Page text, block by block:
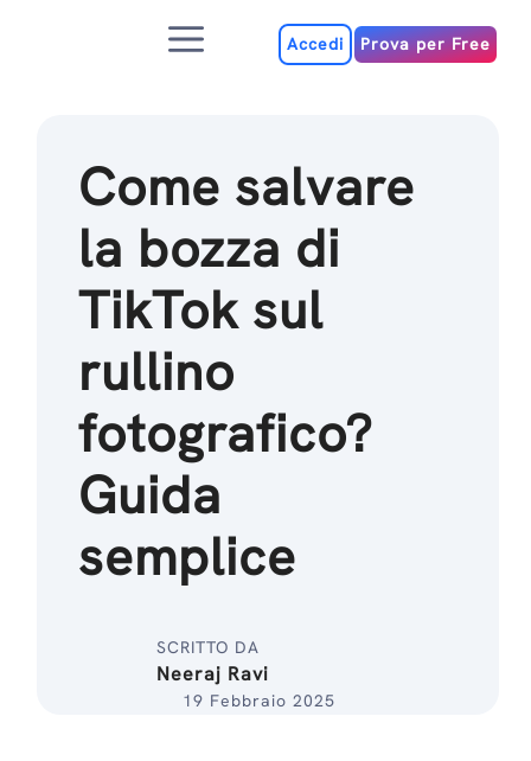
MenuAccedi Prova per Free
Come salvare
la bozza di
TikTok sul
rullino
fotografico?
Guida
semplice
SCRITTO DA
Neeraj Ravi
19 Febbraio 2025